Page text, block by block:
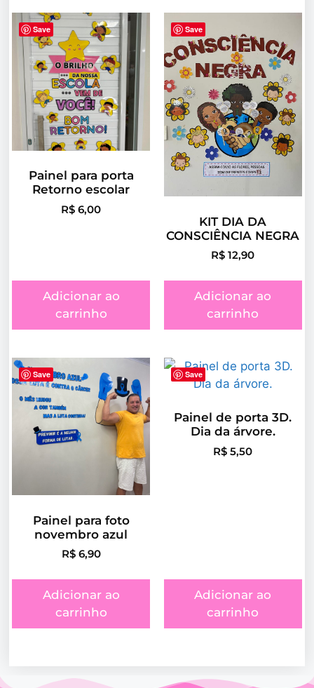
Save
Painel para porta
Retorno escolar
R$ 6,00
Adicionar ao
carrinho
Save
KIT DIA DA
CONSCIÊNCIA NEGRA
R$ 12,90
Adicionar ao
carrinho
Save
Painel para foto
novembro azul
R$6,90
Adicionar ao
carrinho
Save
Painel de porta 3D.
Dia da árvore.
R$ 5,50
Adicionar ao
carrinho